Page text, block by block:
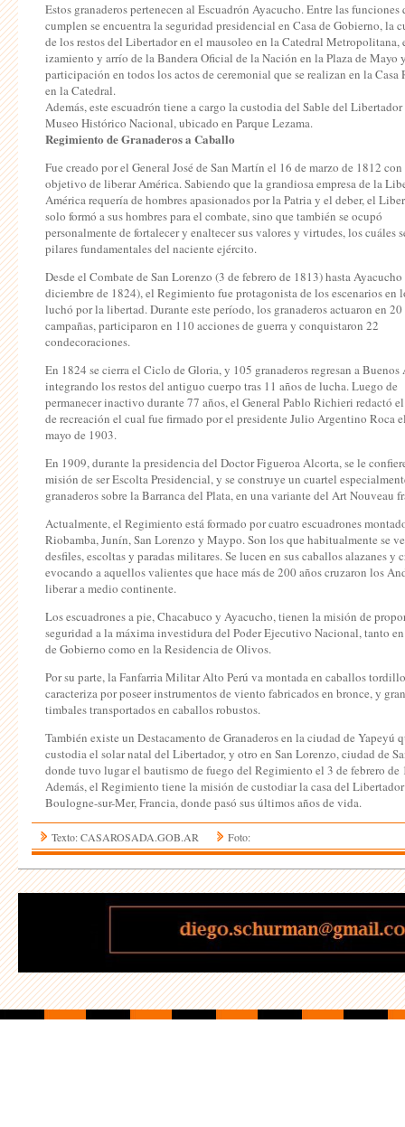
Estos granaderos pertenecen al Escuadrón Ayacucho. Entre las funciones
cumplen se encuentra la seguridad presidencial en Casa de Gobierno, la
de los restos del Libertador en el mausoleo en la Catedral Metropolitana,
izamiento y arrío de la Bandera Oficial de la Nación en la Plaza de Mayo
participación en todos los actos de ceremonial que se realizan en la Casa
en la Catedral.
Además, este escuadrón tiene a cargo la custodia del Sable del
Museo Histórico Nacional, ubicado en Parque Lezama.
Regimiento de Granaderos a Caballo
Fue creado por el General José de San Martín el 16 de marzo de 1812
objetivo de liberar América. Sabiendo que la grandiosa empresa de la
América requería de hombres apasionados por la Patria y el deber, el
solo formó a sus hombres para el combate, sino que también se ocupó
personalmente de fortalecer y enaltecer sus valores y virtudes, los cuáles
pilares fundamentales del naciente ejército.
Desde el Combate de San Lorenzo (3 de febrero de 1813) hasta
diciembre de 1824), el Regimiento fue protagonista de los escenarios en
luchó por la libertad. Durante este período, los granaderos actuaron en 20
campañas, participaron en 110 acciones de guerra y conquistaron 22
condecoraciones.
En 1824 se cierra el Ciclo de Gloria, y 105 granaderos regresan a Buenos
integrando los restos del antiguo cuerpo tras 11 años de lucha. Luego de
permanecer inactivo durante 77 años, el General Pablo Richieri redactó
de recreación el cual fue firmado por el presidente Julio Argentino Roca
mayo de 1903.
En 1909, durante la presidencia del Doctor Figueroa Alcorta, se le
misión de ser Escolta Presidencial, y se construye un cuartel
granaderos sobre la Barranca del Plata, en una variante del Art Nouveau
Actualmente, el Regimiento está formado por cuatro escuadrones
Riobamba, Junín, San Lorenzo y Maypo. Son los que habitualmente se
desfiles, escoltas y paradas militares. Se lucen en sus caballos alazanes y
evocando a aquellos valientes que hace más de 200 años cruzaron los
liberar a medio continente.
Los escuadrones a pie, Chacabuco y Ayacucho, tienen la misión de
seguridad a la máxima investidura del Poder Ejecutivo Nacional, tanto
de Gobierno como en la Residencia de Olivos.
Por su parte, la Fanfarria Militar Alto Perú va montada en caballos
caracteriza por poseer instrumentos de viento fabricados en bronce, y
timbales transportados en caballos robustos.
También existe un Destacamento de Granaderos en la ciudad de Yapeyú
custodia el solar natal del Libertador, y otro en San Lorenzo, ciudad de
donde tuvo lugar el bautismo de fuego del Regimiento el 3 de febrero de
Además, el Regimiento tiene la misión de custodiar la casa del
Boulogne-sur-Mer, Francia, donde pasó sus últimos años de vida.
Texto: CASAROSADA.GOB.AR Foto: